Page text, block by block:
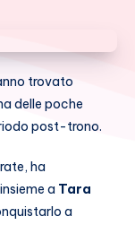
trovato
delle poche
post-trono.
ha
a Tara
a